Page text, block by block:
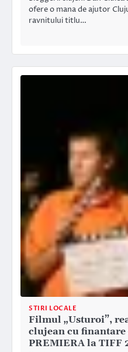
ofere o mana de ajutor
ravnitului titlu…
STIRI LOCALE
Filmul „Usturoi”,
clujean cu finantare
PREMIERA la TIFF